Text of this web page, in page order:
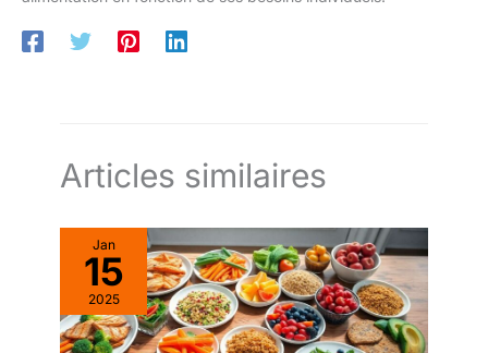
Articles similaires
Jan
15
2025